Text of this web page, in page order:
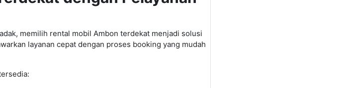
memilih rental mobil Ambon terdekat menjadi solusi
layanan cepat dengan proses booking yang mudah